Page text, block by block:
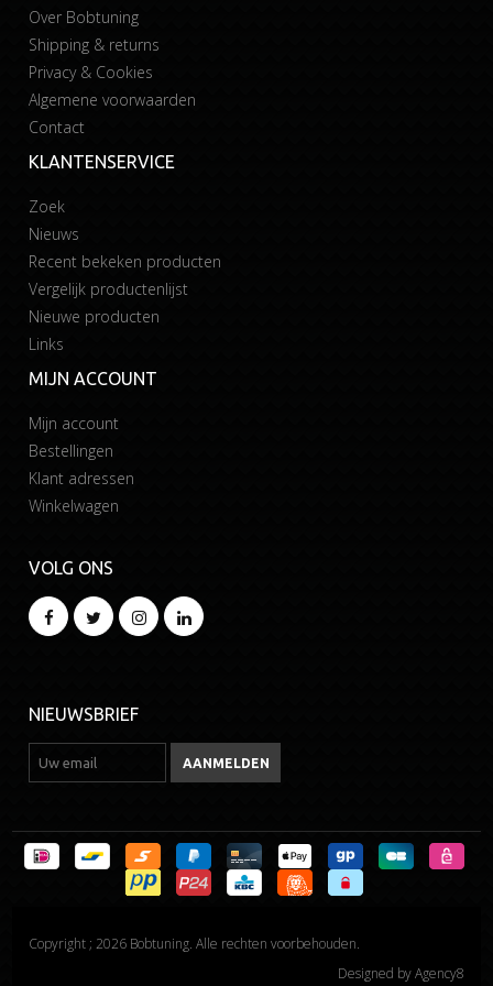
Over Bobtuning
Shipping & returns
Privacy & Cookies
Algemene voorwaarden
Contact
KLANTENSERVICE
Zoek
Nieuws
Recent bekeken producten
Vergelijk productenlijst
Nieuwe producten
Links
MIJN ACCOUNT
Mijn account
Bestellingen
Klant adressen
Winkelwagen
VOLG ONS
NIEUWSBRIEF
Copyright ; 2026 Bobtuning. Alle rechten voorbehouden.
Designed byAgency8